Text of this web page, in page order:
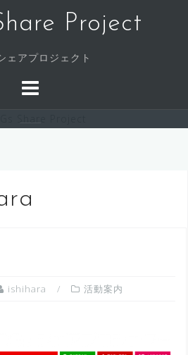
Project
ェアプロジェクト
ishihara 活動案内